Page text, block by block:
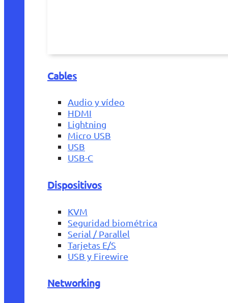
Cables
Audio y vídeo
HDMI
Lightning
Micro USB
USB
USB-C
Dispositivos
KVM
Seguridad biométrica
Serial / Parallel
Tarjetas E/S
USB y Firewire
Networking